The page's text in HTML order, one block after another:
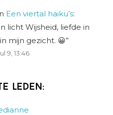
Een viertal haiku’s:
licht Wijsheid, liefde in
mijn gezicht. 😀”
9, 13:46
leden: